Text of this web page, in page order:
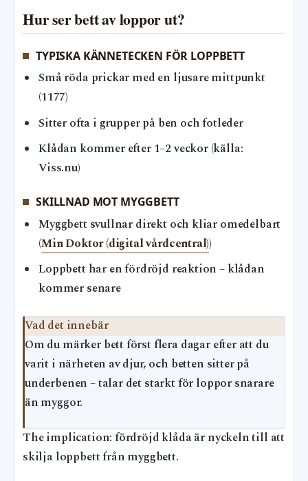
Hur ser bett av loppor ut?
TYPISKA KÄNNETECKEN FÖR LOPPBETT
Små röda prickar med en ljusare mittpunkt
(1177)
Sitter ofta i grupper på ben och fotleder
Klådan kommer efter 1–2 veckor (källa:
Viss.nu)
SKILLNAD MOT MYGGBETT
Myggbett svullnar direkt och kliar omedelbart
(Min Doktor (digital vårdcentral))
Loppbett har en fördröjd reaktion – klådan
kommer senare
Vad det innebär
Om du märker bett först flera dagar efter att du
varit i närheten av djur, och betten sitter på
underbenen – talar det starkt för loppor snarare
än myggor.
The implication: fördröjd klåda är nyckeln till att
skilja loppbett från myggbett.